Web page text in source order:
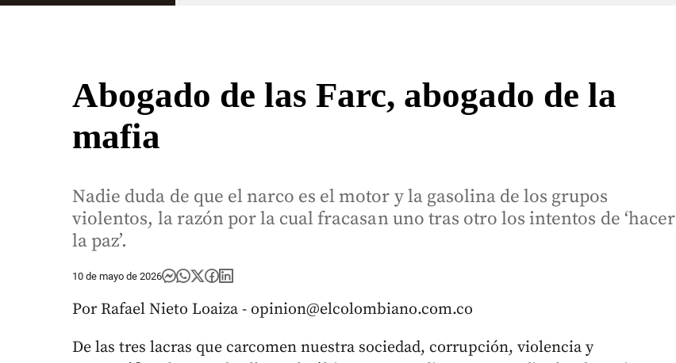
Abogado de las Farc, abogado de la
mafia
Nadie duda de que el narco es el motor y la gasolina de los grupos
violentos, la razón por la cual fracasan uno tras otro los intentos de ‘hacer
la paz’.
10 de mayo de 2026
Por Rafael Nieto Loaiza - opinion@elcolombiano.com.co
De las tres lacras que carcomen nuestra sociedad, corrupción, violencia y